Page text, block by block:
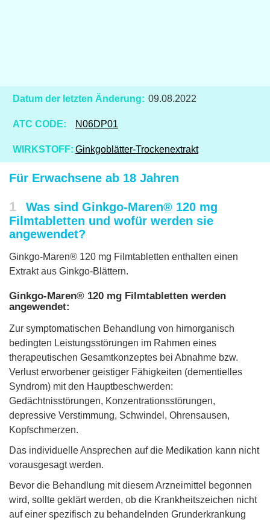
Datum der letzten Änderung: 09.08.2022
ATC CODE: N06DP01
WIRKSTOFF: Ginkgoblätter-Trockenextrakt
Für Erwachsene ab 18 Jahren
1
Was sind Ginkgo-Maren® 120 mg
Filmtabletten und wofür werden sie
angewendet?
Ginkgo-Maren® 120 mg Filmtabletten enthalten einen
Extrakt aus Ginkgo-Blättern.
Ginkgo-Maren® 120 mg Filmtabletten werden
angewendet:
Zur symptomatischen Behandlung von hirnorganisch
bedingten Leistungsstörungen im Rahmen eines
therapeutischen Gesamtkonzeptes bei Abnahme bzw.
Verlust erworbener geistiger Fähigkeiten (dementielles
Syndrom) mit den Hauptbeschwerden:
Gedächtnisstörungen, Konzentrationsstörungen,
depressive Verstimmung, Schwindel, Ohrensausen,
Kopfschmerzen.
Das individuelle Ansprechen auf die Medikation kann nicht
vorausgesagt werden.
Bevor die Behandlung mit diesem Arzneimittel begonnen
wird, sollte geklärt werden, ob die Krankheitszeichen nicht
auf einer spezifisch zu behandelnden Grunderkrankung